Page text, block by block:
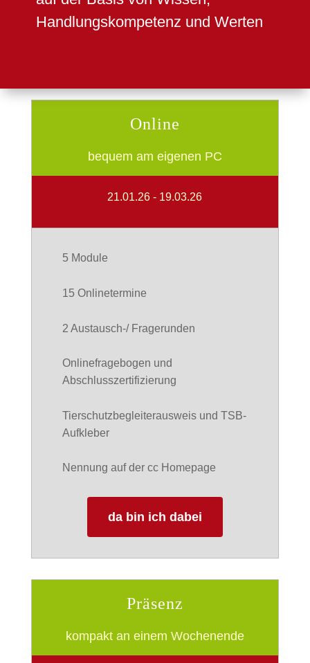
Handlungskompetenz und Werten
Online
bequem am eigenen PC
21.01.26 - 19.03.26
5 Module
15 Onlinetermine
2 Austausch-/ Fragerunden
Onlinefragebogen und
Abschlusszertifizierung
Tierschutzbegleiterausweis und TSB-
Aufkleber
Nennung auf der cc Homepage
da bin ich dabei
Präsenz
kompakt an einem Wochenende